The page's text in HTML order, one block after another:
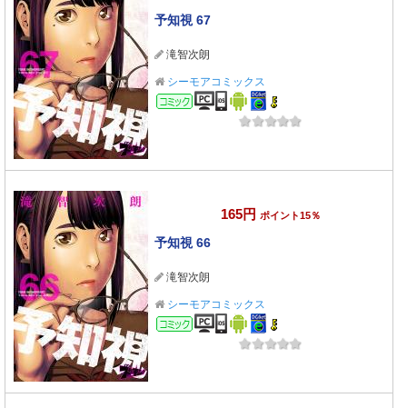
予知視 67
滝智次朗
シーモアコミックス
コミック
165円 ポイント15％
予知視 66
滝智次朗
シーモアコミックス
コミック